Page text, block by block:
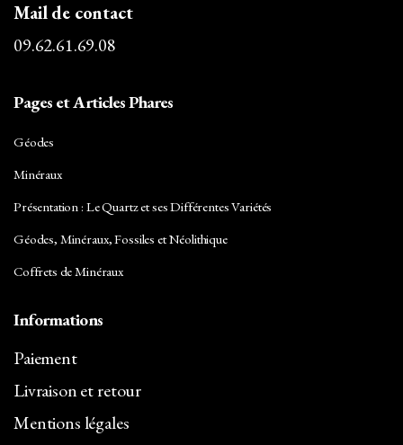
Mail de contact
09.62.61.69.08
Pages et Articles Phares
Géodes
Minéraux
Présentation : Le Quartz et ses Différentes Variétés
Géodes, Minéraux, Fossiles et Néolithique
Coffrets de Minéraux
Informations
Paiement
Livraison et retour
Mentions légales